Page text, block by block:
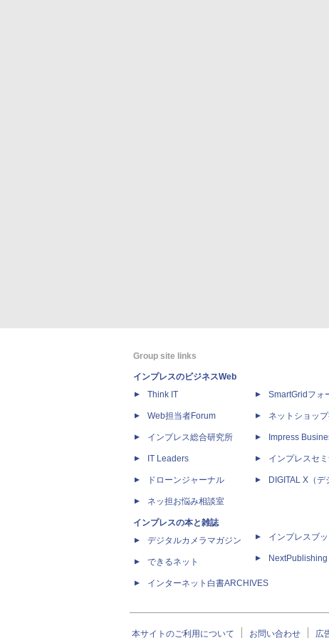
Group site links
インプレスのビジネスWeb
Think IT
Web担当者Forum
インプレス総合研究所
IT Leaders
ドローンジャーナル
ネッ担お悩み相談室
インプレスの本と雑誌
デジタルカメラマガジン
できるネット
インターネット白書ARCHIVES
SmartGridフォ
ネットショッ
Impress
インプレスセ
DIGITAL X（デ
インプレスブ
NextPublishing
本サイトのご利用について お問い合わせ 広